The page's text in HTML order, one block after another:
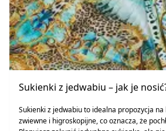
Sukienki z jedwabiu – jak je
Sukienki z jedwabiu to idealna propozycja na
zwiewne i higroskopijne, co oznacza, że